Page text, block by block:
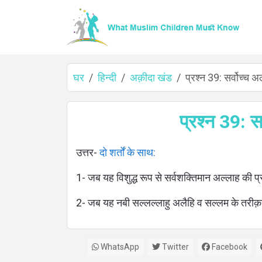
घर हिन्दी अक़ीदा खंड प्रश्न 39: सर्वोच्च
प्रश्न 39:
उत्तर-दो शर्तों के साथ:
1- जब यह विशुद्ध रूप से सर्वशक्तिमान अल्लाह की
2- जब यह नबी सल्लल्लाहु अलैहि व सल्लम के
WhatsApp Twitter Facebook